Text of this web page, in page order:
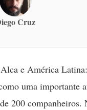
Cruz
e América
uma importante
200 companheiros.